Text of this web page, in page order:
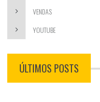
VENDAS
YOUTUBE
ÚLTIMOS POSTS